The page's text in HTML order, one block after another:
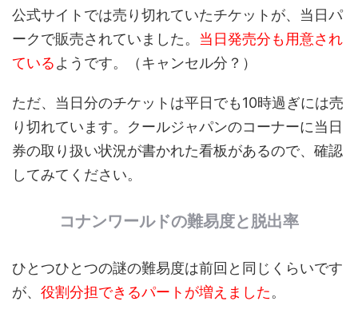
公式サイトでは売り切れていたチケットが、当日パ
ークで販売されていました。 当日発売分も用意され
ているようです。（キャンセル分？）
ただ、当日分のチケットは平日でも10時過ぎには売
り切れています。クールジャパンのコーナーに当日
券の取り扱い状況が書かれた看板があるので、確認
してみてください。
コナンワールドの難易度と脱出率
ひとつひとつの謎の難易度は前回と同じくらいです
が、 役割分担できるパートが増えました。